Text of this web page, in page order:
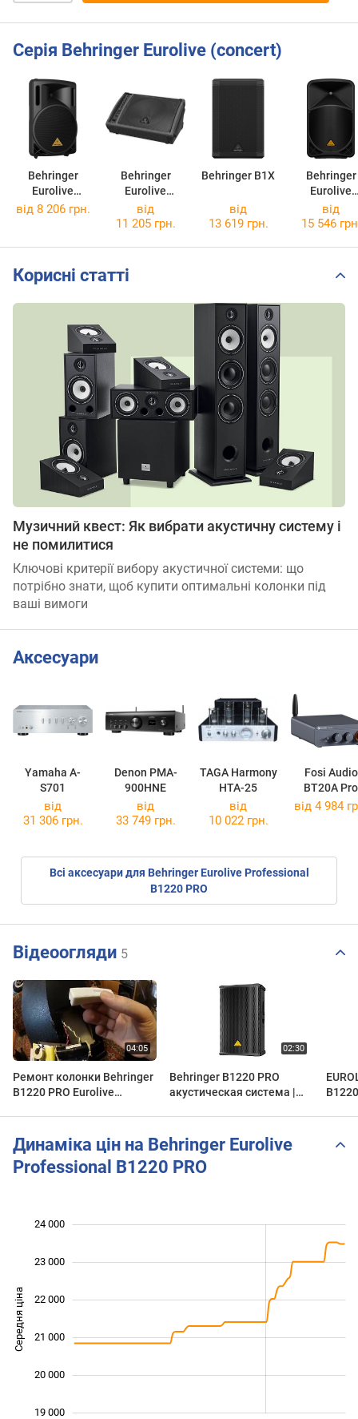
Серія Behringer Eurolive (concert)
Behringer
Eurolive
B212XL
Behringer
Eurolive
F1220D
Behringer B1X
Behringer
Eurolive
B115MP3
від 8 206 грн.
від
11 205 грн.
від
13 619 грн.
від
15 546
Корисні статті
Музичний квест: Як вибрати акустичну систему і
не помилитися
Ключові критерії вибору акустичної системи: що
потрібно знати, щоб купити оптимальні колонки під
ваші вимоги
Аксесуари
Yamaha A-
S701
Denon PMA-
900HNE
TAGA Harmony
HTA-25
Fosi Audio
BT20A Pro
від
31 306 грн.
від
33 749 грн.
від
10 022 грн.
від 4 984
Всі аксесуари для Behringer Eurolive Professional
B1220 PRO
Відеоогляди 5
Ремонт колонки Behringer
B1220 PRO Eurolive
Behringer B1220 PRO
акустическая система |
Динаміка цін на Behringer Eurolive
Professional B1220 PRO
Середня ціна
19 000
20 000
21 000
22 000
23 000
24 000